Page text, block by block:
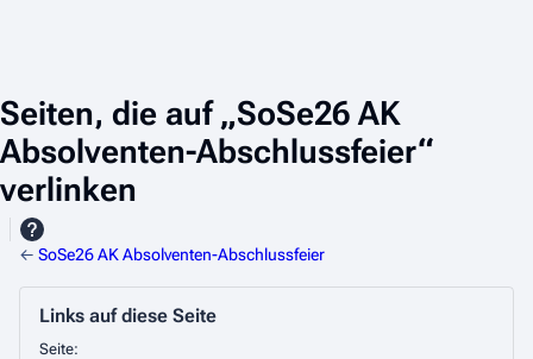
Seiten, die auf „SoSe26 AK
Absolventen-Abschlussfeier“
verlinken
← SoSe26 AK Absolventen-Abschlussfeier
Links auf diese Seite
Seite: